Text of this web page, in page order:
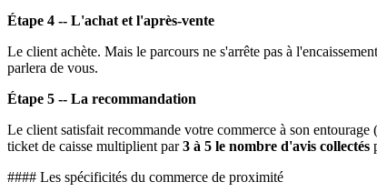
Étape 4 -- L'achat et l'après-vente
Le client achète. Mais le parcours ne s'arrête pas à
parlera de vous.
Étape 5 -- La recommandation
Le client satisfait recommande votre commerce à son
ticket de caisse multiplient par3 à 5 le nombre d'avis collectés
#### Les spécificités du commerce de proximité